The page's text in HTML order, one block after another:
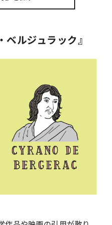
ルジュラック』